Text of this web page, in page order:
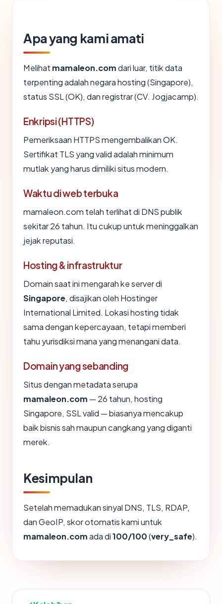
Apa yang kami amati
Melihat mamaleon.comdari luar, titik data
terpenting adalah negara hosting (Singapore),
status SSL (OK), dan registrar (CV. Jogjacamp).
Enkripsi (HTTPS)
Pemeriksaan HTTPS mengembalikan OK.
Sertifikat TLS yang valid adalah minimum
mutlak yang harus dimiliki situs modern.
Waktu di web terbuka
mamaleon.com telah terlihat di DNS publik
sekitar 26 tahun. Itu cukup untuk meninggalkan
jejak reputasi.
Hosting & infrastruktur
Domain saat ini mengarah ke server di
Singapore, disajikan oleh Hostinger
International Limited. Lokasi hosting tidak
sama dengan kepercayaan, tetapi memberi
tahu yurisdiksi mana yang menangani data.
Domain yang sebanding
Situs dengan metadata serupa
mamaleon.com — 26 tahun, hosting
Singapore, SSL valid — biasanya mencakup
baik bisnis sah maupun cangkang yang diganti
merek.
Kesimpulan
Setelah memadukan sinyal DNS, TLS, RDAP,
dan GeoIP, skor otomatis kami untuk
mamaleon.comada di100/100(very_safe).